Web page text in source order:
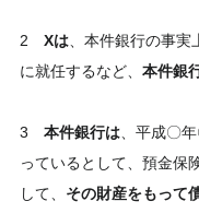
2 Xは 、本件銀行の事
に就任するなど、 本件銀
3 本件銀行は 、平成〇
っているとして、預金保
して、 その財産をもって